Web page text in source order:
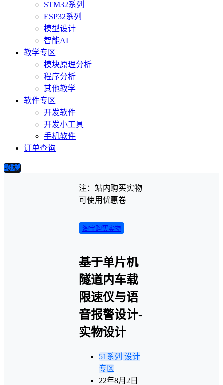
STM32系列
ESP32系列
模型设计
智能AI
教学专区
模块原理分析
程序分析
其他教学
软件专区
开发软件
开发小工具
手机软件
订单查询
投稿
注：站内购买实物
可使用优惠卷
淘宝购买实物
基于单片机
隧道内车载
限速仪与语
音报警设计-
实物设计
51系列 设计
专区
22年8月2日